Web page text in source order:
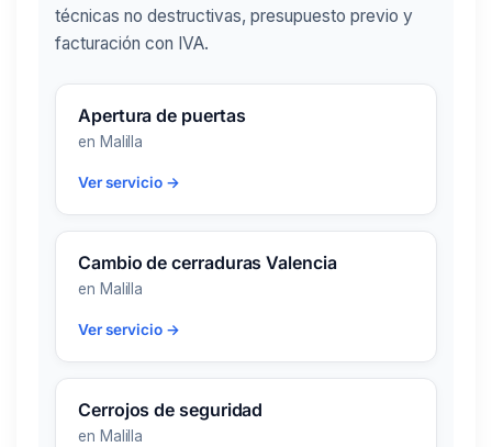
técnicas no destructivas, presupuesto previo y
facturación con IVA.
Apertura de puertas
en Malilla
Ver servicio →
Cambio de cerraduras Valencia
en Malilla
Ver servicio →
Cerrojos de seguridad
en Malilla